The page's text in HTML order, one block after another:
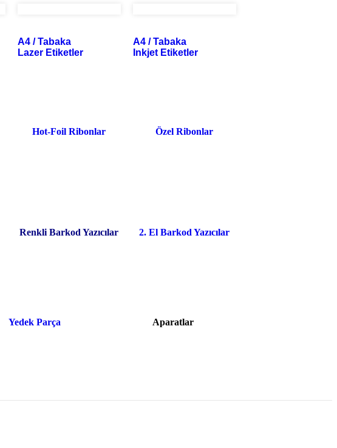
A4 / Tabaka
Lazer Etiketler
A4 / Tabaka
Inkjet Etiketler
Hot-Foil Ribonlar Özel Ribonlar
Renkli Barkod Yazıcılar 2. El Barkod Yazıcılar
Yedek Parça Aparatlar